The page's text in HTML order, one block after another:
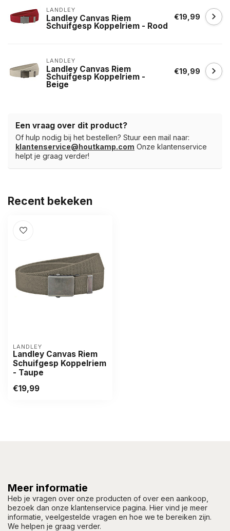
LANDLEY
Landley Canvas Riem
Schuifgesp Koppelriem - Rood
€19,99
LANDLEY
Landley Canvas Riem
Schuifgesp Koppelriem -
Beige
€19,99
Een vraag over dit product?
Of hulp nodig bij het bestellen? Stuur een mail naar:
klantenservice@houtkamp.com Onze klantenservice
helpt je graag verder!
Recent bekeken
LANDLEY
Landley Canvas Riem
Schuifgesp Koppelriem
- Taupe
€19,99
Meer informatie
Heb je vragen over onze producten of over een aankoop,
bezoek dan onze klantenservice pagina. Hier vind je meer
informatie, veelgestelde vragen en hoe we te bereiken zijn.
We helpen je graag verder.